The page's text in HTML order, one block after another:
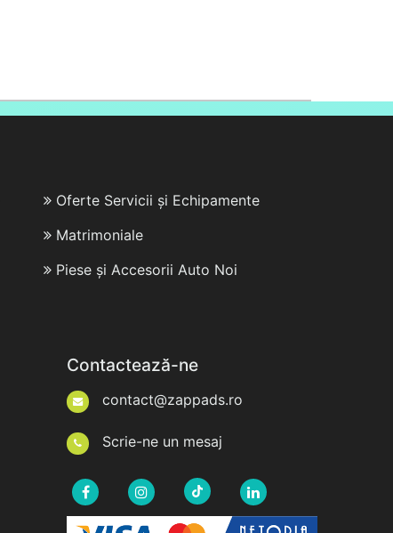
Oferte Servicii și Echipamente
Matrimoniale
Piese și Accesorii Auto Noi
Contactează-ne
contact@zappads.ro
Scrie-ne un mesaj